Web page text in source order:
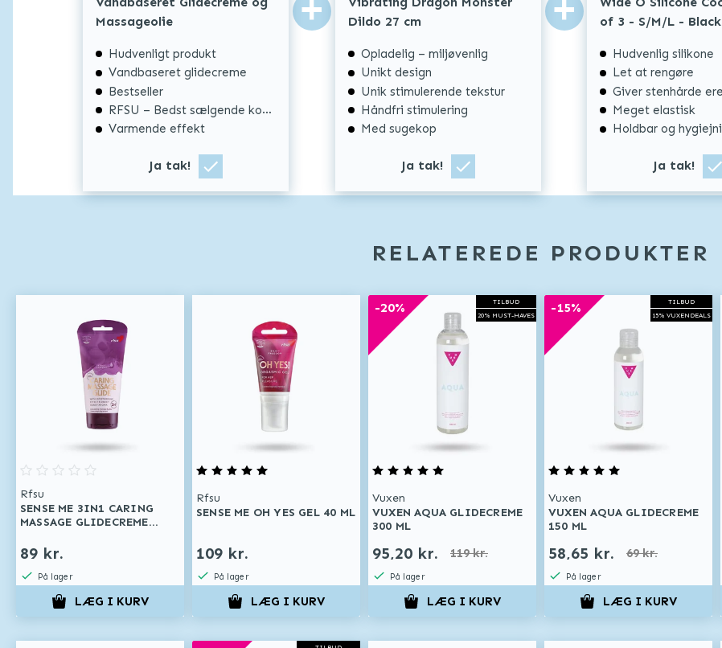
Massageolie
Hudvenligt produkt
Vandbaseret glidecreme
Bestseller
RFSU – Bedst sælgende kondom
Varmende effekt
Ja tak!
Dildo 27 cm
Opladelig – miljøvenlig
Unikt design
Unik stimulerende tekstur
Håndfri stimulering
Med sugekop
Ja tak!
of 3 - S/M/L - Black
Hudvenlig silikone
Let at rengøre
Giver stenhårde
Meget elastisk
Holdbar og
Ja tak!
RELATEREDE PRODUKTER
Rfsu
SENSE ME 3IN1 CARING
MASSAGE GLIDECREME
89 kr.
På lager
LÆG I KURV
Rfsu
SENSE ME OH YES GEL 40 ML
109 kr.
På lager
LÆG I KURV
TILBUD
20% MUST-HAVES
-20%
Vuxen
VUXEN AQUA GLIDECREME
300 ML
95,20 kr. 119 kr.
På lager
LÆG I KURV
TILBUD
15% VUXENDEALS
-15%
Vuxen
VUXEN AQUA GLIDECREME
150 ML
58,65 kr. 69 kr.
På lager
LÆG I KURV